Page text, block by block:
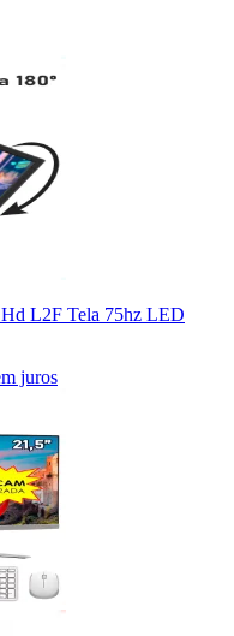
L2F Tela 75hz LED
juros